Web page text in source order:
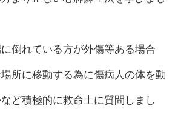
倒れている方が外傷等ある場合
所に移動する為に傷病人の体を動
ど積極的に救命士に質問しまし